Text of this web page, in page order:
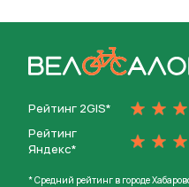
Рейтинг 2GIS*
Рейтинг
Яндекс*
* Средний рейтинг в городе